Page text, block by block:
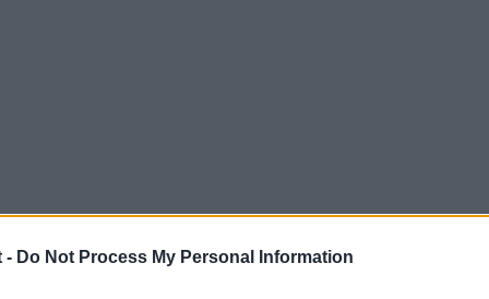
- Do Not Process My Personal Information